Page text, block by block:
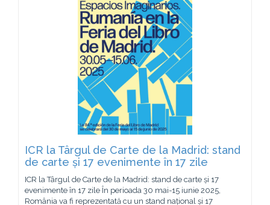
ICR la Târgul de Carte de la Madrid: stand
de carte și 17 evenimente în 17 zile
ICR la Târgul de Carte de la Madrid: stand de carte și 17
evenimente în 17 zile În perioada 30 mai-15 iunie 2025,
România va fi reprezentată cu un stand național și 17